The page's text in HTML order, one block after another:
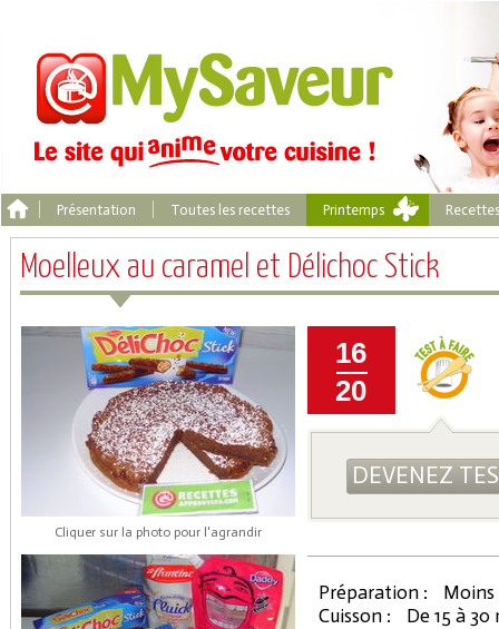
Présentation Toutes les recettes Printemps
Moelleux au caramel et Délichoc Stick
Cliquer sur la photo pour l'agrandir
16
20
DEVENEZ
Préparation :
Moins
Cuisson :
De 15 à